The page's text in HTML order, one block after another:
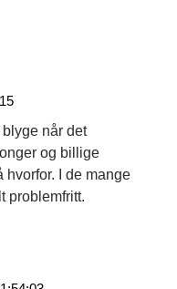
når det
og billige
hvorfor. I de mange
problemfritt.